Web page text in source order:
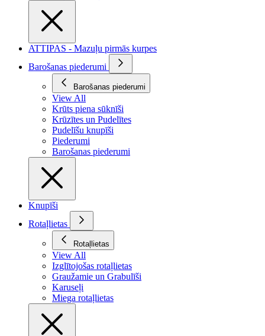
ATTIPAS - Mazuļu pirmās kurpes
Barošanas piederumi
Barošanas piederumi
View All
Krūts piena sūknīši
Krūzītes un Pudelītes
Pudelīšu knupīši
Piederumi
Barošanas piederumi
Knupīši
Rotaļlietas
Rotaļlietas
View All
Izglītojošas rotaļlietas
Graužamie un Grabulīši
Karuseļi
Miega rotaļlietas